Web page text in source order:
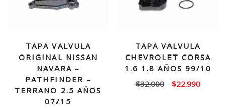
TAPA VALVULA
ORIGINAL NISSAN
NAVARA –
PATHFINDER –
TERRANO 2.5 AÑOS
07/15
TAPA VALVULA
CHEVROLET CORSA
1.6 1.8 AÑOS 99/10
$32.000
El
$22.990El